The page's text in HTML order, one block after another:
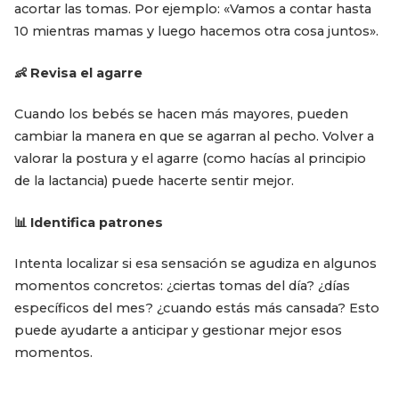
acortar las tomas. Por ejemplo: «Vamos a contar hasta
10 mientras mamas y luego hacemos otra cosa juntos».
👶 Revisa el agarre
Cuando los bebés se hacen más mayores, pueden
cambiar la manera en que se agarran al pecho. Volver a
valorar la postura y el agarre (como hacías al principio
de la lactancia) puede hacerte sentir mejor.
📊 Identifica patrones
Intenta localizar si esa sensación se agudiza en algunos
momentos concretos: ¿ciertas tomas del día? ¿días
específicos del mes? ¿cuando estás más cansada? Esto
puede ayudarte a anticipar y gestionar mejor esos
momentos.